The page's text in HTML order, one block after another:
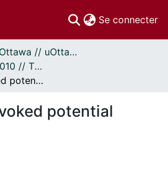
Se connecter
Thèses uOttawa // uOttawa Theses
Thèses, 1910 - 2010 // Theses, 1910 - 2010
Studies in evoked potential audiometry.
potential